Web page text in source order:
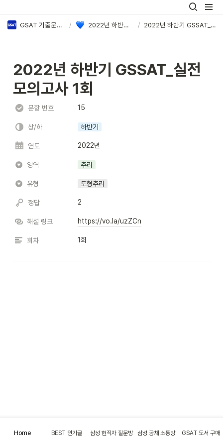
GSAT 기출문제 PDF & 정답·해설 모음 / 2022년 하반기 삼성 GSAT 정답·해설 / 2022년 하반기 GSSAT_실전 모의고사 1회
2022년 하반기 GSSAT_실전
모의고사 1회
문항 번호 15
상/하 하반기
연도 2022년
영역 추리
유형 도형추리
정답 2
해설 링크 https://vo.la/uzZCn
회차 1회
Home BEST 인기글 삼성 현직자 질문방 삼성 공채 소통방 GSAT 도서 구매